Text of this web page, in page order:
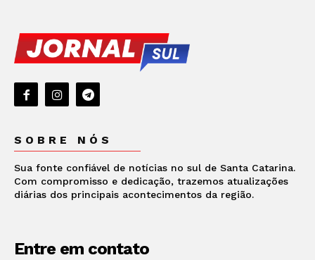
SOBRE NÓS
Sua fonte confiável de notícias no sul de Santa Catarina.
Com compromisso e dedicação, trazemos atualizações
diárias dos principais acontecimentos da região.
Entre em contato